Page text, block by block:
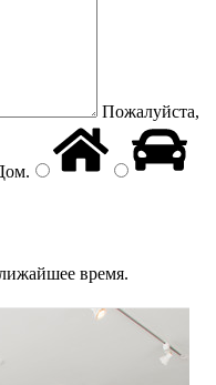
Пожалуйста,
.
время.